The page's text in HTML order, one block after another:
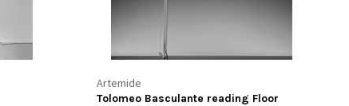
Artemide
Tolomeo Basculante reading Floor